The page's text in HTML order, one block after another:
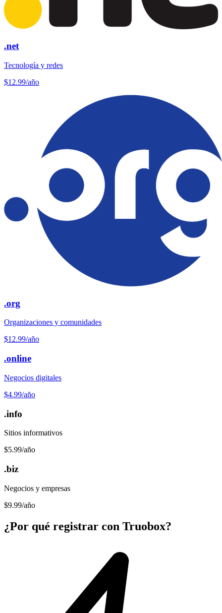
.net
Tecnología y redes
$12.99/año
.org
Organizaciones y comunidades
$12.99/año
.online
Negocios digitales
$4.99/año
.info
Sitios informativos
$5.99/año
.biz
Negocios y empresas
$9.99/año
¿Por qué registrar con Truobox?